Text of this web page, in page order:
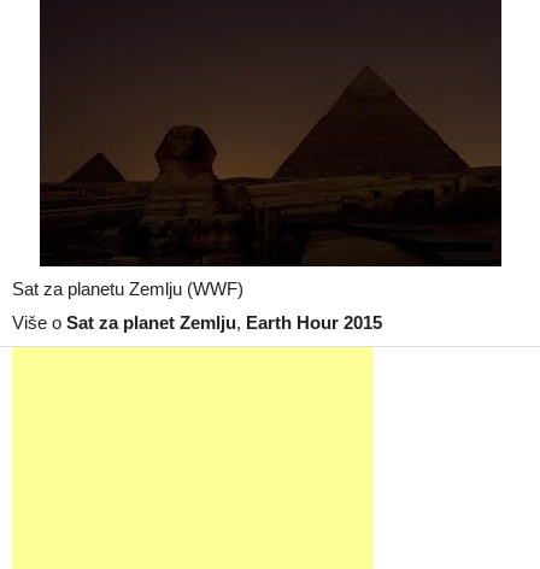
Sat za planetu Zemlju (WWF)
Više o Sat za planet Zemlju, Earth Hour 2015